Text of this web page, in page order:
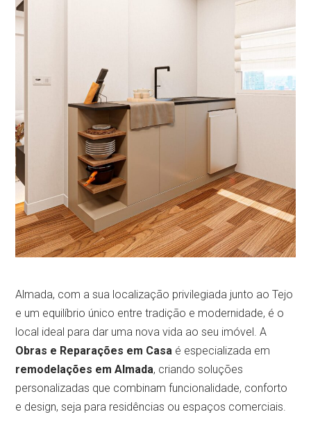
Almada, com a sua localização privilegiada junto ao Tejo
e um equilíbrio único entre tradição e modernidade, é o
local ideal para dar uma nova vida ao seu imóvel. A
Obras e Reparações em Casa é especializada em
remodelações em Almada, criando soluções
personalizadas que combinam funcionalidade, conforto
e design, seja para residências ou espaços comerciais.